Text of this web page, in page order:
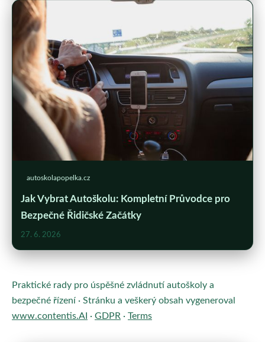
autoskolapopelka.cz
Jak Vybrat Autoškolu: Kompletní Průvodce pro
Bezpečné Řidičské Začátky
27. 6. 2026
Praktické rady pro úspěšné zvládnutí autoškoly a
bezpečné řízení · Stránku a veškerý obsah vygeneroval
www.contentis.AI · GDPR · Terms